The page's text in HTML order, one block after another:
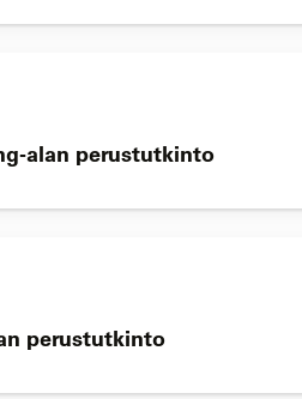
alan perustutkinto
perustutkinto